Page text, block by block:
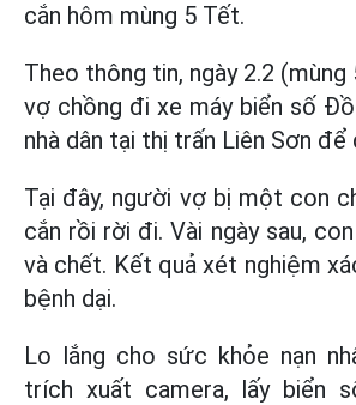
cắn hôm mùng 5 Tết.
Theo thông tin, ngày 2.2
vợ chồng đi xe máy biển số
nhà dân tại thị trấn Liên Sơn để
Tại đây, người vợ bị một con
cắn rồi rời đi. Vài ngày sau,
và chết. Kết quả xét nghiệm
bệnh dại.
Lo lắng cho sức khỏe nạn
trích xuất camera, lấy biển